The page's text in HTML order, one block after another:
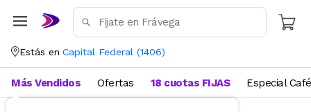
Estás en Capital Federal (1406)
Más Vendidos Ofertas 18 cuotas FIJAS Especial Café